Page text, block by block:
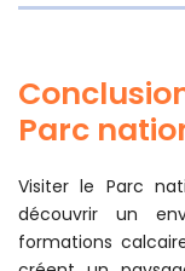
Indonésie)